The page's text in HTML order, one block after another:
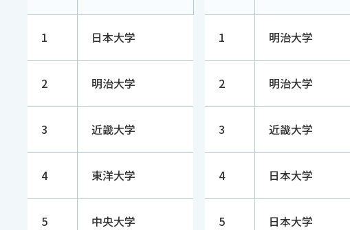
1 日本大学
2 明治大学
3 近畿大学
4 東洋大学
5 中央大学
1 明治大学
2 明治大学
3 近畿大学
4 日本大学
5 日本大学